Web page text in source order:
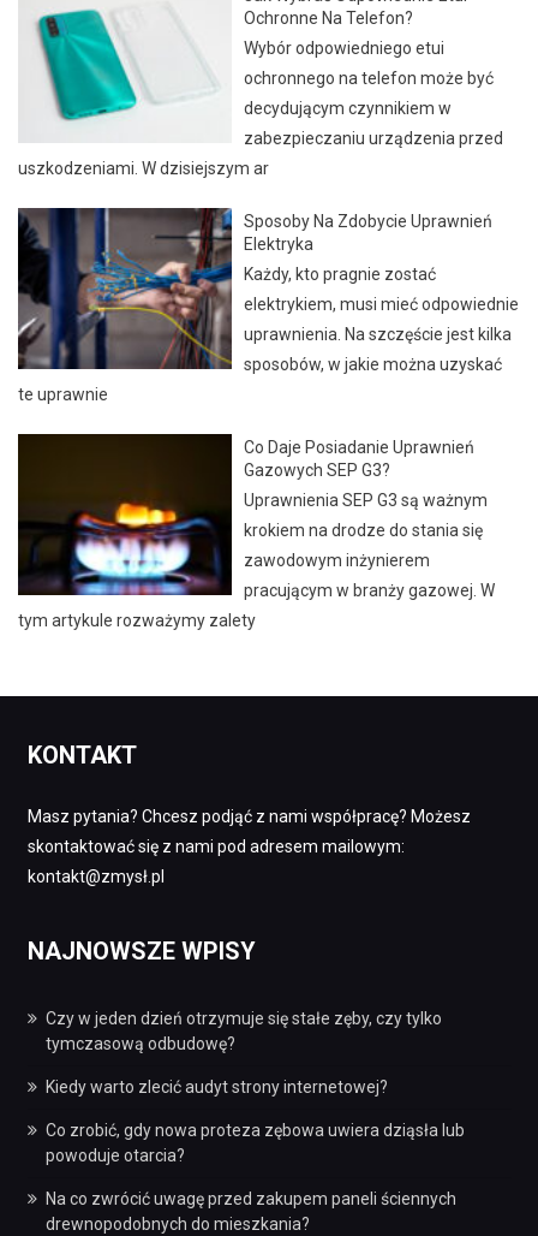
Ochronne Na Telefon?
Wybór odpowiedniego etui
ochronnego na telefon może być
decydującym czynnikiem w
zabezpieczaniu urządzenia przed
uszkodzeniami. W dzisiejszym ar
Sposoby Na Zdobycie Uprawnień
Elektryka
Każdy, kto pragnie zostać
elektrykiem, musi mieć odpowiednie
uprawnienia. Na szczęście jest kilka
sposobów, w jakie można uzyskać
te uprawnie
Co Daje Posiadanie Uprawnień
Gazowych SEP G3?
Uprawnienia SEP G3 są ważnym
krokiem na drodze do stania się
zawodowym inżynierem
pracującym w branży gazowej. W
tym artykule rozważymy zalety
KONTAKT
Masz pytania? Chcesz podjąć z nami współpracę? Możesz
skontaktować się z nami pod adresem mailowym:
kontakt@zmysł.pl
NAJNOWSZE WPISY
Czy w jeden dzień otrzymuje się stałe zęby, czy tylko
tymczasową odbudowę?
Kiedy warto zlecić audyt strony internetowej?
Co zrobić, gdy nowa proteza zębowa uwiera dziąsła lub
powoduje otarcia?
Na co zwrócić uwagę przed zakupem paneli ściennych
drewnopodobnych do mieszkania?